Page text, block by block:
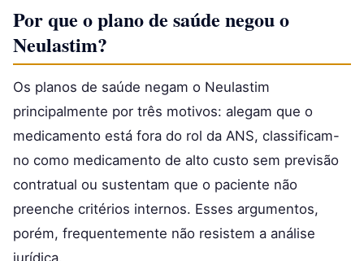
Por que o plano de saúde negou o
Neulastim?
Os planos de saúde negam o Neulastim
principalmente por três motivos: alegam que o
medicamento está fora do rol da ANS, classificam-
no como medicamento de alto custo sem previsão
contratual ou sustentam que o paciente não
preenche critérios internos. Esses argumentos,
porém, frequentemente não resistem a análise
jurídica.